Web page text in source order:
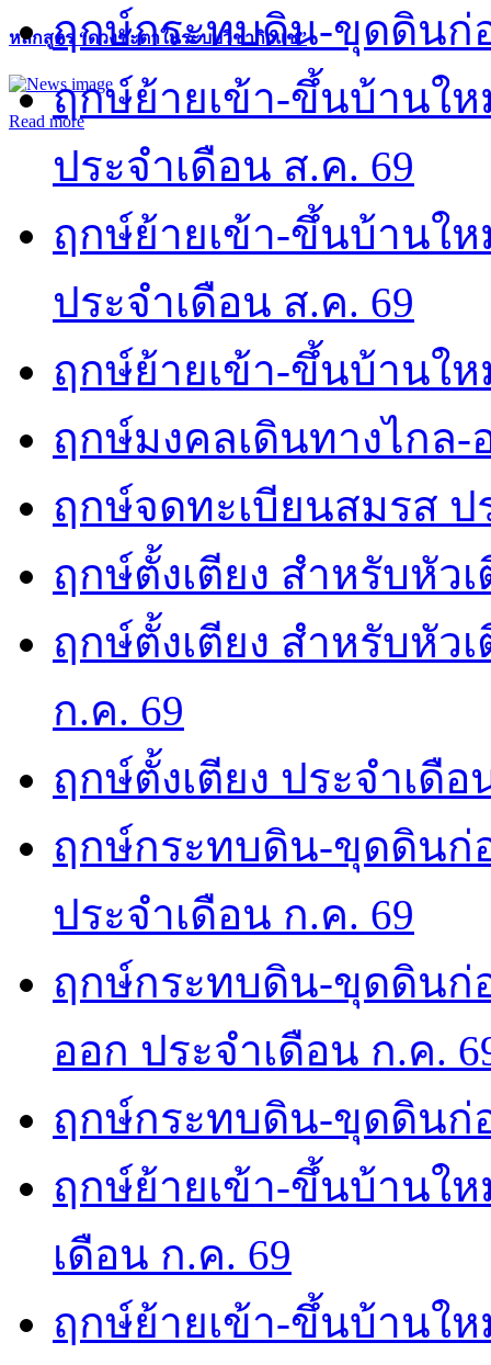
หลักสูตร “ดวงชะตาในระบบวิชากิวแช”
Read more
ฤกษ์กระทบดิน-ขุดดินก่
ฤกษ์ย้ายเข้า-ขึ้นบ้านใ
ประจำเดือน ส.ค. 69
ฤกษ์ย้ายเข้า-ขึ้นบ้านใ
ประจำเดือน ส.ค. 69
ฤกษ์ย้ายเข้า-ขึ้นบ้านให
ฤกษ์มงคลเดินทางไกล-
ฤกษ์จดทะเบียนสมรส ป
ฤกษ์ตั้งเตียง สำหรับหัว
ฤกษ์ตั้งเตียง สำหรับหัว
ก.ค. 69
ฤกษ์ตั้งเตียง ประจำเดือ
ฤกษ์กระทบดิน-ขุดดินก่
ประจำเดือน ก.ค. 69
ฤกษ์กระทบดิน-ขุดดินก่
ออก ประจำเดือน ก.ค.
ฤกษ์กระทบดิน-ขุดดินก่
ฤกษ์ย้ายเข้า-ขึ้นบ้านใ
เดือน ก.ค. 69
ฤกษ์ย้ายเข้า-ขึ้นบ้านใ